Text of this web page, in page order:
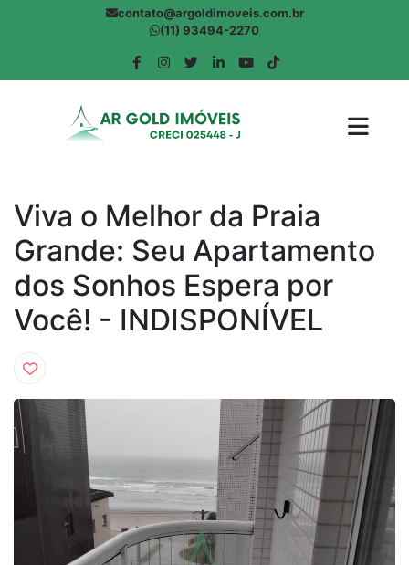
contato@argoldimoveis.com.br
(11) 93494-2270
Viva o Melhor da Praia
Grande: Seu Apartamento
dos Sonhos Espera por
Você! - INDISPONÍVEL